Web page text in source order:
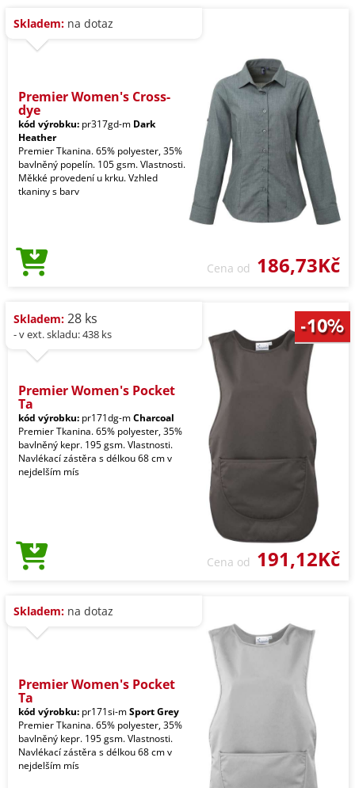
Skladem: na dotaz
Premier Women's Cross-
dye
kód výrobku: pr317gd-m Dark
Heather
Premier Tkanina. 65% polyester, 35%
bavlněný popelín. 105 gsm. Vlastnosti.
Měkké provedení u krku. Vzhled
tkaniny s barv
Cena od 186,73Kč
Skladem: 28 ks
- v ext. skladu: 438 ks
Premier Women's Pocket
Ta
kód výrobku: pr171dg-mCharcoal
Premier Tkanina. 65% polyester, 35%
bavlněný kepr. 195 gsm. Vlastnosti.
Navlékací zástěra s délkou 68 cm v
nejdelším mís
Cena od 191,12Kč
Skladem: na dotaz
Premier Women's Pocket
Ta
kód výrobku: pr171si-mSport Grey
Premier Tkanina. 65% polyester, 35%
bavlněný kepr. 195 gsm. Vlastnosti.
Navlékací zástěra s délkou 68 cm v
nejdelším mís